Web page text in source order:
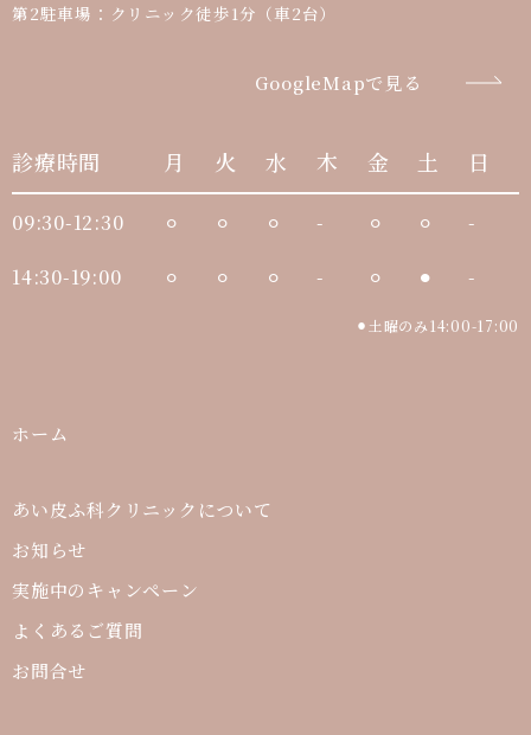
第2駐車場：クリニック徒歩1分（車2台）
GoogleMapで見る
診療時間 月 火 水 木 金 土 日
09:30-12:30 ⚪︎ ⚪︎ ⚪︎ - ⚪︎ ⚪︎ -
14:30-19:00 ⚪︎ ⚪︎ ⚪︎ - ⚪︎ ⚫︎ -
⚫︎土曜のみ14:00-17:00
ホーム
あい皮ふ科クリニックについて
お知らせ
実施中のキャンペーン
よくあるご質問
お問合せ